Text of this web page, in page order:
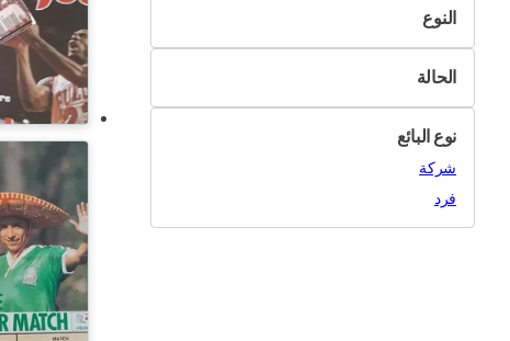
النوع
كرة السلة
كرة القدمالحالة
جديد
مستعملنوع البائع
شركة
فرد